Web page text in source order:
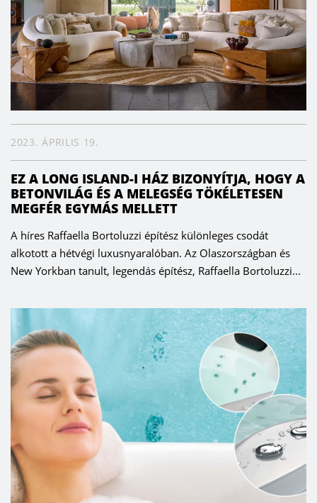
2023. ÁPRILIS 19.
EZ A LONG ISLAND-I HÁZ BIZONYÍTJA, HOGY A
BETONVILÁG ÉS A MELEGSÉG TÖKÉLETESEN
MEGFÉR EGYMÁS MELLETT
A híres Raffaella Bortoluzzi építész különleges csodát
alkotott a hétvégi luxusnyaralóban. Az Olaszországban és
New Yorkban tanult, legendás építész, Raffaella Bortoluzzi...